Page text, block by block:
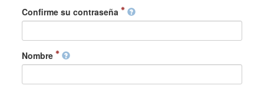
Confirme su contraseña
Nombre